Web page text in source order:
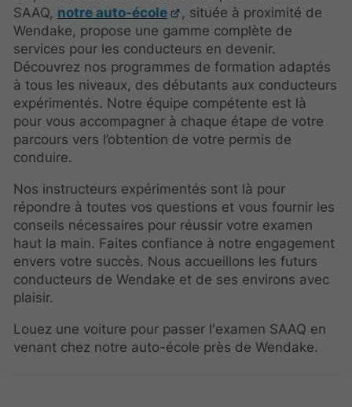
SAAQ, notre auto-école
, située à proximité de
Wendake, propose une gamme complète de
services pour les conducteurs en devenir.
Découvrez nos programmes de formation adaptés
à tous les niveaux, des débutants aux conducteurs
expérimentés. Notre équipe compétente est là
pour vous accompagner à chaque étape de votre
parcours vers l’obtention de votre permis de
conduire.
Nos instructeurs expérimentés sont là pour
répondre à toutes vos questions et vous fournir les
conseils nécessaires pour réussir votre examen
haut la main. Faites confiance à notre engagement
envers votre succès. Nous accueillons les futurs
conducteurs de Wendake et de ses environs avec
plaisir.
Louez une voiture pour passer l'examen SAAQ en
venant chez notre auto-école près de Wendake.